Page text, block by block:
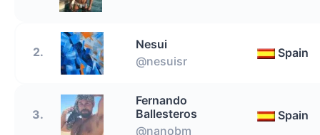
2.
Nesui
@nesuisr
Spain
3.
Fernando
Ballesteros
@nanobm
Spain